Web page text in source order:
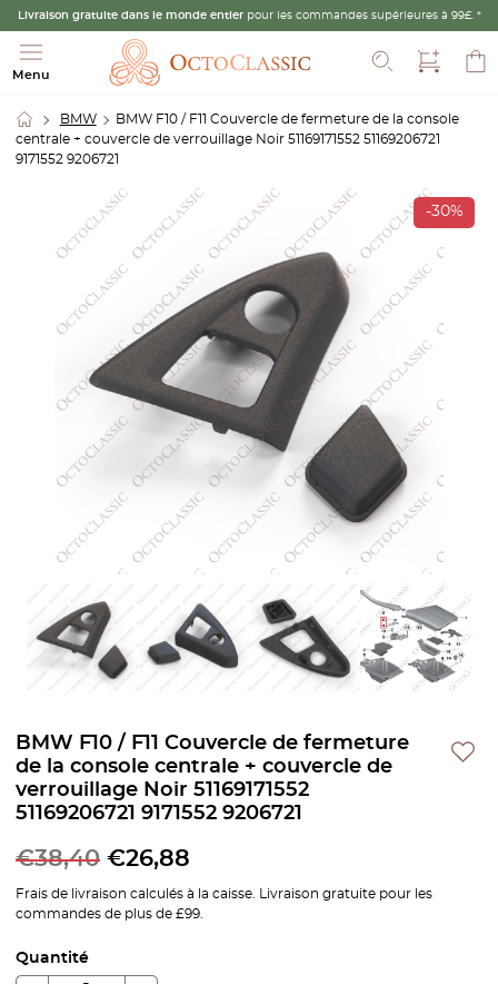
Livraison gratuite dans le monde entier pour les commandes supérieures à 99£. *
Menu
Recherche
BMW
BMW F10 / F11 Couvercle de fermeture de la console
centrale + couvercle de verrouillage Noir 51169171552 51169206721
9171552 9206721
-30%
BMW F10 / F11 Couvercle de fermeture
de la console centrale + couvercle de
verrouillage Noir 51169171552
51169206721 9171552 9206721
€38,40 €26,88
Frais de livraison calculés à la caisse. Livraison gratuite pour les
commandes de plus de £99.
Quantité